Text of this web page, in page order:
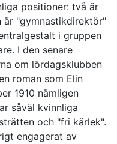
positioner: två är
är "gymnastikdirektör"
i gruppen
I den senare
om lördagsklubben
roman som Elin
1910 nämligen
såväl kvinnliga
och "fri kärlek".
engagerat av